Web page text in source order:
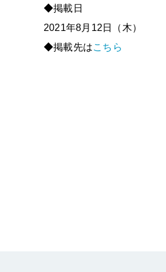
◆掲載日
2021年8月12日（木）
◆掲載先はこちら